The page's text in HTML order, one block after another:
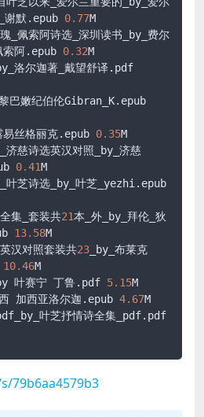
谢默.epub 0.77M
_佩索阿诗选_深圳读书_by_费尔
索阿.epub 0.32M
丝格丽克.epub 0.35M
济慈诗选英汉对照_by_济慈
0.41M
集_套装共21本_外_by_拜伦_狄
13.58M
汉对照套装共23 _by_布莱克
10.46M
叶赛宁 丁鲁.pdf 5.15M
加西亚洛尔迦.epub 4.67M
79b6aa4579b3